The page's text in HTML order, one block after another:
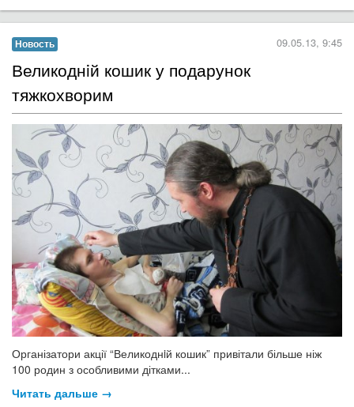
Новость 09.05.13, 9:45
Великоднiй кошик у подарунок
тяжкохворим
Організатори акції “Великоднiй кошик” привітали більше ніж
100 родин з особливими дітками...
Читать дальше →